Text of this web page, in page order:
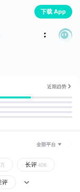
下载 App
近期趋势
全部平台
长评 406
评